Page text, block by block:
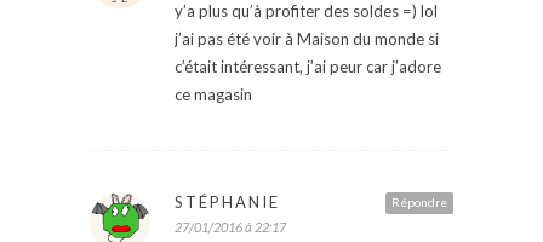
y’a plus qu’à profiter des soldes =) lol
j’ai pas été voir à Maison du monde si
c’était intéressant, j’ai peur car j’adore
ce magasin
Répondre
STÉPHANIE
27/01/2016 à 22:17